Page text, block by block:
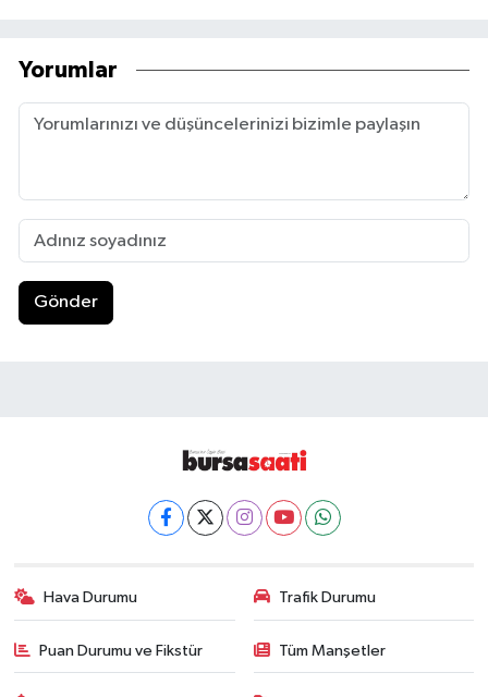
Yorumlar
Gönder
Hava Durumu Trafik Durumu
Puan Durumu ve Fikstür Tüm Manşetler